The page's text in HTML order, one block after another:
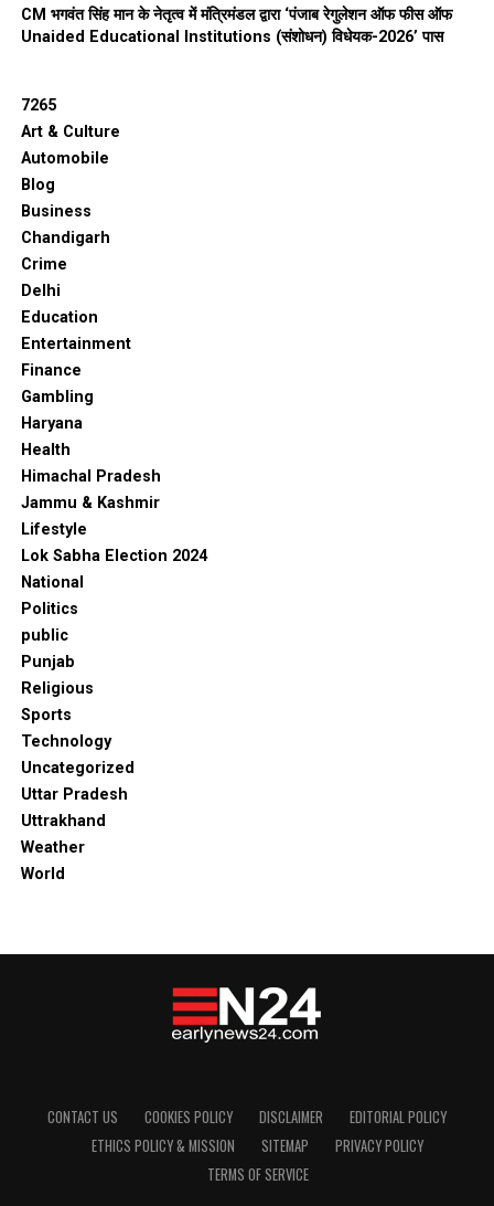
CM भगवंत सिंह मान के नेतृत्व में मंत्रिमंडल द्वारा ‘पंजाब रेगुलेशन ऑफ फीस ऑफ
Unaided Educational Institutions (संशोधन) विधेयक-2026’ पास
7265
Art & Culture
Automobile
Blog
Business
Chandigarh
Crime
Delhi
Education
Entertainment
Finance
Gambling
Haryana
Health
Himachal Pradesh
Jammu & Kashmir
Lifestyle
Lok Sabha Election 2024
National
Politics
public
Punjab
Religious
Sports
Technology
Uncategorized
Uttar Pradesh
Uttrakhand
Weather
World
CONTACT US COOKIES POLICY DISCLAIMER
EDITORIAL POLICY
ETHICS POLICY & MISSION
SITEMAP
PRIVACY POLICY
TERMS OF SERVICE